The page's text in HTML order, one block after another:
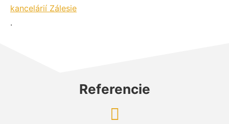
kancelárií Zálesie
.
Referencie